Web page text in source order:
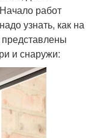
работ
узнать, как на
представлены
и снаружи: